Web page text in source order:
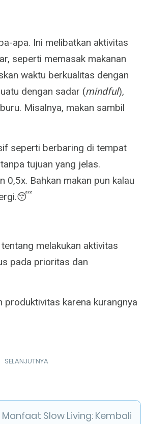
apa. Ini melibatkan aktivitas
seperti memasak makanan
waktu berkualitas dengan
dengan sadar (mindful),
Misalnya, makan sambil
seperti berbaring di tempat
tujuan yang jelas.
0,5x. Bahkan makan pun kalau
melakukan aktivitas
pada prioritas dan
karena kurangnya
SELANJUTNYA
Slow Living: Kembali